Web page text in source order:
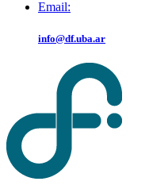
Email:
info@df.uba.ar